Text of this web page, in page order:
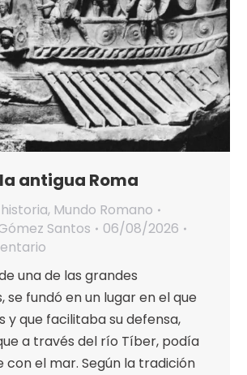
antigua Roma
, Mundo Romano
Santos
06/08/2026
una de las grandes
se fundó en un lugar en el que
y que facilitaba su defensa,
a través del río Tíber, podía
con el mar. Según la tradición